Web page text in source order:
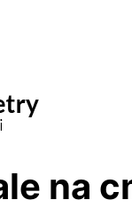
na